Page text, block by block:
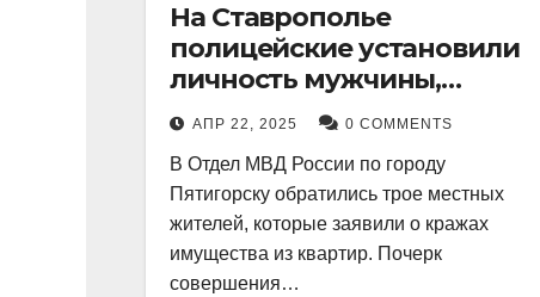
На Ставрополье
полицейские установили
личность мужчины,
причастного к кражам
имущества из квартир в
Пятигорске
АПР 22, 2025 0 COMMENTS
В Отдел МВД России по городу
Пятигорску обратились трое местных
жителей, которые заявили о кражах
имущества из квартир. Почерк
совершения…